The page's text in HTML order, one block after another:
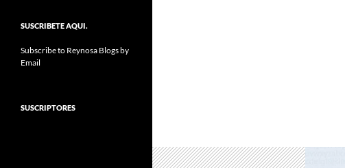
SUSCRIBETE AQUI.
Subscribe to Reynosa Blogs by
Email
SUSCRIPTORES